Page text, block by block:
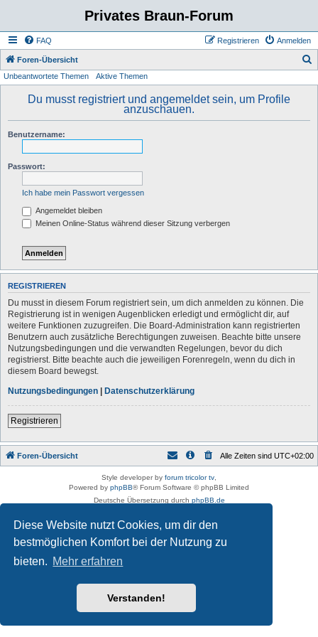
Diese Website nutzt Cookies, um dir den
bestmöglichen Komfort bei der Nutzung zu
bieten. Mehr erfahren
Verstanden!
Privates Braun-Forum
FAQ Anmelden
Registrieren
Foren-Übersicht
Unbeantwortete Themen Aktive Themen
Du musst registriert und angemeldet sein, um Profile
anzuschauen.
Benutzername:
Passwort:
Ich habe mein Passwort vergessen
Angemeldet bleiben
Meinen Online-Status während dieser Sitzung verbergen
REGISTRIEREN
Du musst in diesem Forum registriert sein, um dich anmelden zu können. Die
Registrierung ist in wenigen Augenblicken erledigt und ermöglicht dir, auf
weitere Funktionen zuzugreifen. Die Board-Administration kann registrierten
Benutzern auch zusätzliche Berechtigungen zuweisen. Beachte bitte unsere
Nutzungsbedingungen und die verwandten Regelungen, bevor du dich
registrierst. Bitte beachte auch die jeweiligen Forenregeln, wenn du dich in
diesem Board bewegst.
Nutzungsbedingungen | Datenschutzerklärung
Registrieren
Foren-Übersicht Alle Zeiten sind UTC+02:00
Style developer by forum tricolor tv
Powered by phpBB® Forum Software © phpBB Limited
Deutsche Übersetzung durch phpBB.de